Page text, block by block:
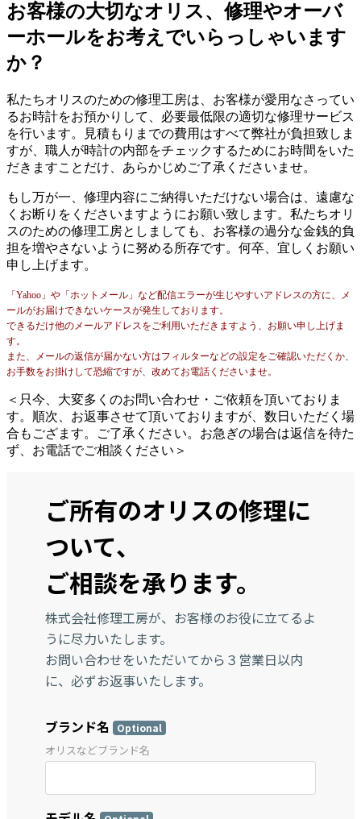
お客様の大切なオリス、修理やオーバ
ーホールをお考えでいらっしゃいます
か？
私たちオリスのための修理工房は、お客様が愛用なさってい
るお時計をお預かりして、必要最低限の適切な修理サービス
を行います。見積もりまでの費用はすべて弊社が負担致しま
すが、職人が時計の内部をチェックするためにお時間をいた
だきますことだけ、あらかじめご了承くださいませ。
もし万が一、修理内容にご納得いただけない場合は、遠慮な
くお断りをくださいますようにお願い致します。私たちオリ
スのための修理工房としましても、お客様の過分な金銭的負
担を増やさないように努める所存です。何卒、宜しくお願い
申し上げます。
「Yahoo」や「ホットメール」など配信エラーが生じやすいアドレスの方に、メ
ールがお届けできないケースが発生しております。
できるだけ他のメールアドレスをご利用いただきますよう、お願い申し上げま
す。
また、メールの返信が届かない方はフィルターなどの設定をご確認いただくか、
お手数をお掛けして恐縮ですが、改めてお電話くださいませ。
＜只今、大変多くのお問い合わせ・ご依頼を頂いておりま
す。順次、お返事させて頂いておりますが、数日いただく場
合もござます。ご了承ください。お急ぎの場合は返信を待た
ず、お電話でご相談ください＞